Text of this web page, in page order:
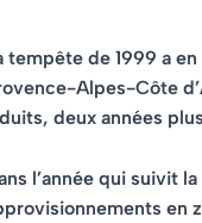
tempête de 1999 a
Alpes-Côte
deux années
l’année qui suivit
en